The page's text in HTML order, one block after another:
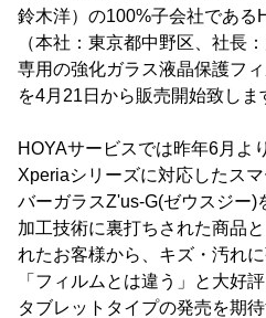
鈴木洋）の100%子会社である
（本社：東京都中野区、社長
専用の強化ガラス液晶保護フ
を4月21日から販売開始致しま
HOYAサービスでは昨年6月よ
Xperiaシリーズに対応したス
バーガラスZ'us-G(ゼウスジー)
加工技術に裏打ちされた商品
れたお客様から、キズ・汚れ
「フィルムとは違う」と大好
タブレットタイプの発売を期